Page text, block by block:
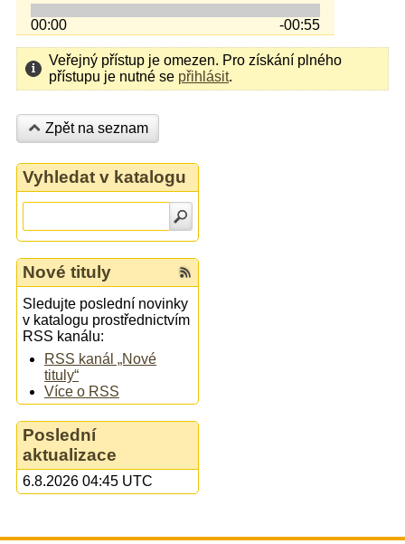
00:00 -00:55
Veřejný přístup je omezen. Pro získání plného
přístupu je nutné se přihlásit.
Zpět na seznam
Vyhledat v katalogu
Nové tituly
Sledujte poslední novinky
v katalogu prostřednictvím
RSS kanálu:
RSS kanál „Nové
tituly“
Více o RSS
Poslední
aktualizace
6.8.2026 04:45 UTC